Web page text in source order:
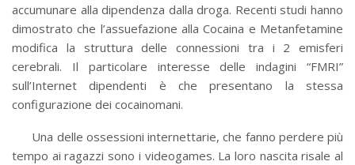
accumunare alla dipendenza dalla droga. Recenti studi hanno
dimostrato che l’assuefazione alla Cocaina e Metanfetamine
modifica la struttura delle connessioni tra i 2 emisferi
cerebrali. Il particolare interesse delle indagini “FMRI”
sull’Internet dipendenti è che presentano la stessa
configurazione dei cocainomani.
Una delle ossessioni internettarie, che fanno perdere più
tempo ai ragazzi sono i videogames. La loro nascita risale al